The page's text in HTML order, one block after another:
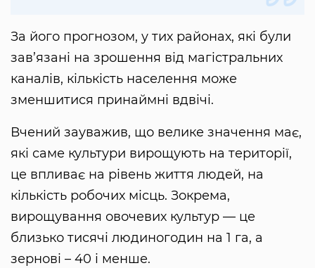
За його прогнозом, у тих районах, які були
зав’язані на зрошення від магістральних
каналів, кількість населення може
зменшитися принаймні вдвічі.
Вчений зауважив, що велике значення має,
які саме культури вирощують на території,
це впливає на рівень життя людей, на
кількість робочих місць. Зокрема,
вирощування овочевих культур — це
близько тисячі людиногодин на 1 га, а
зернові – 40 і менше.